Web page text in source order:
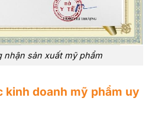
nhận sản xuất mỹ phẩm
kinh doanh mỹ phẩm uy